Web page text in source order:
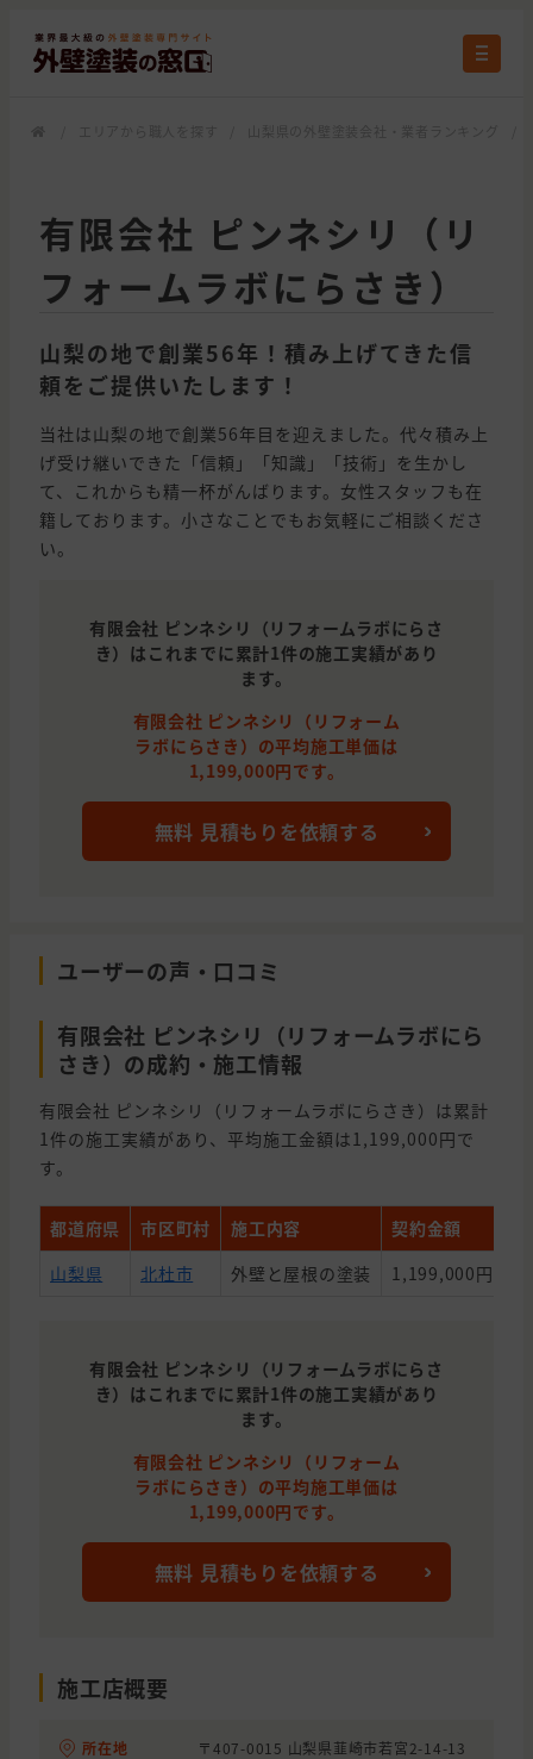
有限会社 ピンネシリ（リ
フォームラボにらさき）
山梨の地で創業56年！積み上げてきた信
頼をご提供いたします！
当社は山梨の地で創業56年目を迎えました。代々積み上
げ受け継いできた「信頼」「知識」「技術」を生かし
て、これからも精一杯がんばります。女性スタッフも在
籍しております。小さなことでもお気軽にご相談くださ
い。
有限会社 ピンネシリ（リフォームラボにらさ
き）はこれまでに累計1件の施工実績があり
ます。
有限会社 ピンネシリ（リフォーム
ラボにらさき）の平均施工単価は
1,199,000円です。
無料 見積もりを依頼する
ユーザーの声・口コミ
有限会社 ピンネシリ（リフォームラボにら
さき）の成約・施工情報
有限会社 ピンネシリ（リフォームラボにらさき）は累計
1件の施工実績があり、平均施工金額は1,199,000円で
す。
都道府県 市区町村 施工内容 契約金額
山梨県
北杜市 外壁と屋根の塗装 1,199,000円
有限会社 ピンネシリ（リフォームラボにらさ
き）はこれまでに累計1件の施工実績があり
ます。
有限会社 ピンネシリ（リフォーム
ラボにらさき）の平均施工単価は
1,199,000円です。
無料 見積もりを依頼する
施工店概要
所在地 〒407-0015 山梨県韮崎市若宮2-14-13